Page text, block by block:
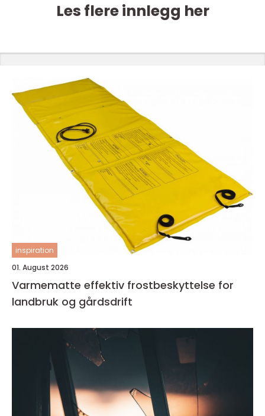
Les flere innlegg her
inspiration
01. August 2026
Varmematte effektiv frostbeskyttelse for
landbruk og gårdsdrift